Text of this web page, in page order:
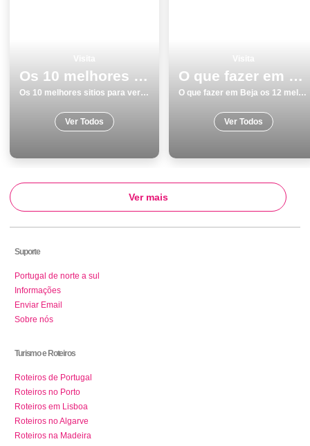
Os 10 melhores sitios para ver e visitar em Lagoa
Os 10 melhores sitios para ver e visitar em Lagoa
Ver Todos
O que fazer em Beja os 12 melhores locais para visitar
O que fazer em Beja os 12 melhores locais para visitar
Ver Todos
Ver mais
Suporte
Portugal de norte a sul
Informações
Enviar Email
Sobre nós
Turismo e Roteiros
Roteiros de Portugal
Roteiros no Porto
Roteiros em Lisboa
Roteiros no Algarve
Roteiros na Madeira